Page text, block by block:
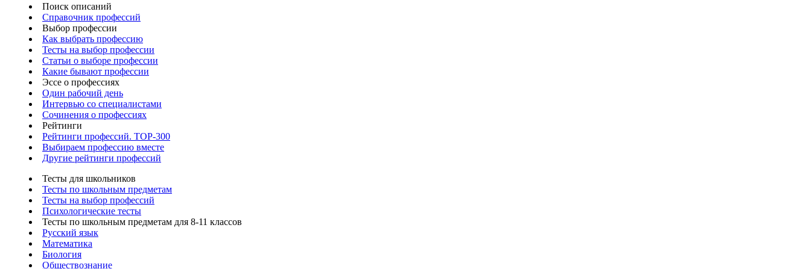
Поиск описаний
Справочник профессий
Выбор профессии
Как выбрать профессию
Тесты на выбор профессии
Статьи о выборе профессии
Какие бывают профессии
Эссе о профессиях
Один рабочий день
Интервью со специалистами
Сочинения о профессиях
Рейтинги
Рейтинги профессий. TOP-300
Выбираем профессию вместе
Другие рейтинги профессий
Тесты для школьников
Тесты по школьным предметам
Тесты на выбор профессий
Психологические тесты
Тесты по школьным предметам для 8-11 классов
Русский язык
Математика
Биология
Обществознание